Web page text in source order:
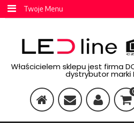
Twoje Menu
Właścicielem sklepu jest firma
dystrybutor marki